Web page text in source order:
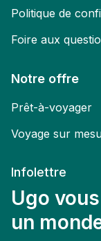
Politique de
Foire aux
Notre offre
Prêt-à-voyager
Voyage sur
Infolettre
Ugo
un